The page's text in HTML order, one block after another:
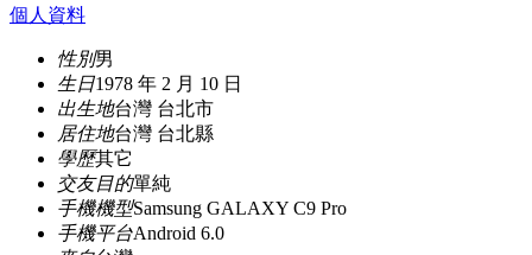
個人資料
性別男
生日1978 年 2 月 10 日
出生地台灣 台北市
居住地台灣 台北縣
學歷其它
交友目的單純
手機機型Samsung GALAXY C9 Pro
手機平台Android 6.0